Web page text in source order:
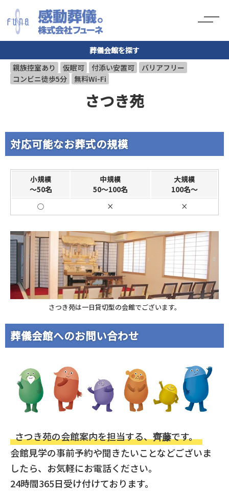
葬儀会館を探す
親族控室あり
仮眠可 付添い安置可
バリアフリー
コンビニ徒歩5分
無料Wi-Fi
さつき苑
対応可能なお葬式の規模
小規模
～50名
中規模
50～100名
大規模
100名～
○
× ×
さつき苑は一日貸切型の会館でございます。
葬儀会館へのお問い合わせ
さつき苑の会館案内を担当する、齊藤です。
会館見学の事前予約や聞きたいことなどございま
したら、お気軽にお電話ください。
24時間365日受け付けております。